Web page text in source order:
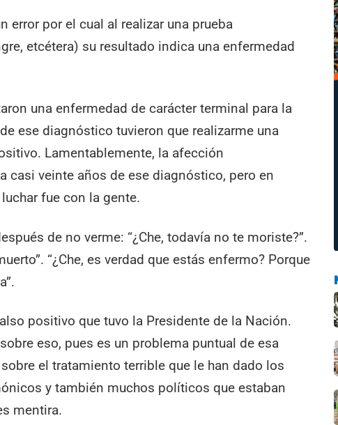
error por el cual al realizar una prueba
etcétera) su resultado indica una enfermedad
una enfermedad de carácter terminal para la
ese diagnóstico tuvieron que realizarme una
Lamentablemente, la afección
casi veinte años de ese diagnóstico, pero en
fue con la gente.
de no verme: “¿Che, todavía no te moriste?”.
“¿Che, es verdad que estás enfermo? Porque
positivo que tuvo la Presidente de la Nación.
eso, pues es un problema puntual de esa
el tratamiento terrible que le han dado los
y también muchos políticos que estaban
mentira.